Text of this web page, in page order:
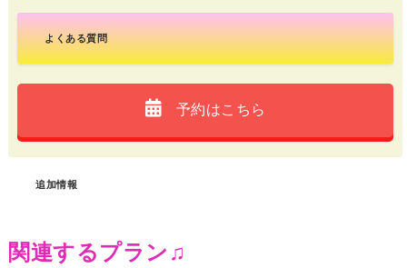
よくある質問
予約はこちら
追加情報
関連するプラン♫